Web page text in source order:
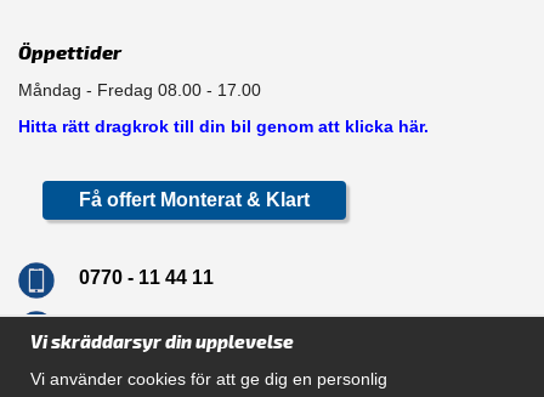
Öppettider
Måndag - Fredag 08.00 - 17.00
Hitta rätt dragkrok till din bil genom att klicka här.
Få offert Monterat & Klart
0770 - 11 44 11
Vi skräddarsyr din upplevelse
Vi använder cookies för att ge dig en personlig